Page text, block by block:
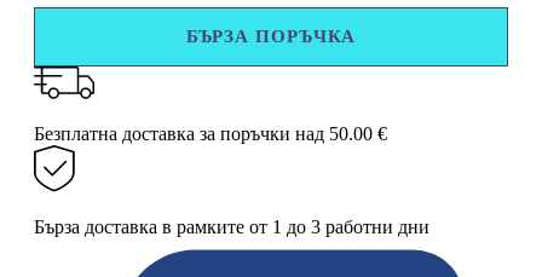
смесител
за
кухня
или
баня
БЪРЗА ПОРЪЧКА
Безплатна доставка за поръчки над 50.00 €
Бърза доставка в рамките от 1 до 3 работни дни